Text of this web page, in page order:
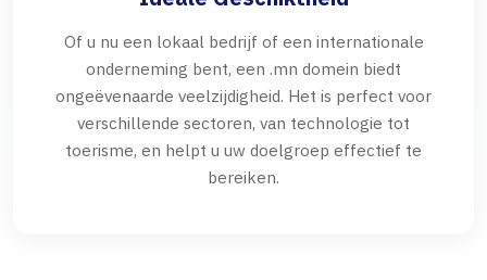
Of u nu een lokaal bedrijf of een internationale
onderneming bent, een .mn domein biedt
ongeëvenaarde veelzijdigheid. Het is perfect voor
verschillende sectoren, van technologie tot
toerisme, en helpt u uw doelgroep effectief te
bereiken.